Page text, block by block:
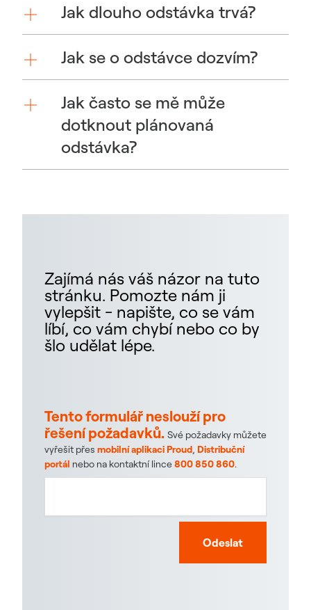
Jak dlouho odstávka trvá?
Jak se o odstávce dozvím?
Jak často se mě může
dotknout plánovaná
odstávka?
Zajímá nás váš názor na tuto
stránku. Pomozte nám ji
vylepšit - napište, co se vám
líbí, co vám chybí nebo co by
šlo udělat lépe.
Tento formulář neslouží pro
řešení požadavků. Své požadavky můžete
vyřešit přes mobilní aplikaci Proud, Distribuční
portál nebo na kontaktní lince800 850 860.
Odeslat